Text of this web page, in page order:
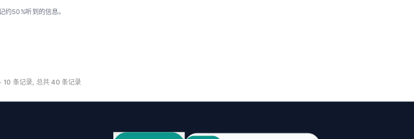
约50%听到的信息。
10 条记录, 总共40条记录
Search